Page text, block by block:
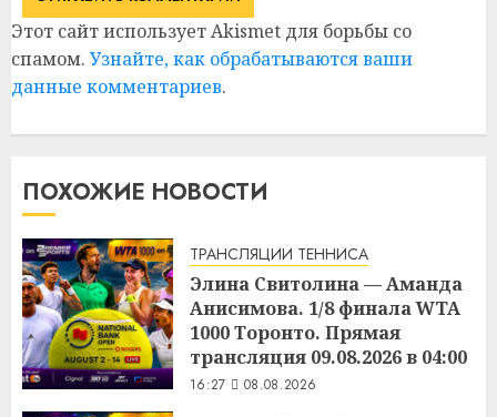
Этот сайт использует Akismet для борьбы со
спамом. Узнайте, как обрабатываются ваши
данные комментариев.
ПОХОЖИЕ НОВОСТИ
ТРАНСЛЯЦИИ ТЕННИСА
Элина Свитолина — Аманда
Анисимова. 1/8 финала WTA
1000 Торонто. Прямая
трансляция 09.08.2026 в 04:00
16:27 08.08.2026